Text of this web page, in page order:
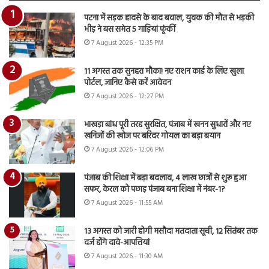
पटना में सड़क हादसे के बाद बवाल, युवक की मौत से भड़की
भीड़ ने बस समेत 5 गाड़ियां फूंकीं
7 August 2026 - 12:35 PM
11 अगस्त तक सुनहरा मौका! नए राशन कार्ड के लिए खुला
पोर्टल, जानिए कैसे करें आवेदन
7 August 2026 - 12:27 PM
भाखड़ा बांध पूरी तरह सुरक्षित, पंजाब में खनन सुधारों और नए
खनिजों की खोज पर बरिंदर गोयल का बड़ा बयान
7 August 2026 - 12:06 PM
पंजाब की शिक्षा में बड़ा बदलाव, 4 लाख छात्रों से शुरू हुआ
सफर, केरल को पछाड़ पंजाब बना शिक्षा में नंबर-1?
7 August 2026 - 11:55 AM
13 अगस्त को जारी होगी मसौदा मतदाता सूची, 12 सितंबर तक
दर्ज होंगे दावे-आपत्तियां
7 August 2026 - 11:30 AM